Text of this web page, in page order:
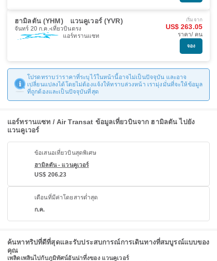
ฮามิลตัน (YHM) แวนคูเวอร์ (YVR)
จันทร์ 20 ก.ค. เที่ยวบินตรง
แอร์ทรานแซท
เริ่มจาก
US$ 263.05
ราคา/ คน
จอง
โปรดทราบว่าราคาที่ระบุไว้ในหน้านี้อาจไม่เป็นปัจจุบัน และอาจ
เปลี่ยนแปลงได้โดยไม่ต้องแจ้งให้ทราบล่วงหน้า เรามุ่งมั่นที่จะให้ข้อมูล
ที่ถูกต้องและเป็นปัจจุบันที่สุด
แอร์ทรานแซท / Air Transat ข้อมูลเที่ยวบินจาก ฮามิลตัน ไปยัง
แวนคูเวอร์
ข้อเสนอเที่ยวบินสุดพิเศษ
ฮามิลตัน - แวนคูเวอร์
US$ 206.23
เดือนที่มีค่าโดยสารต่ำสุด
ก.ค.
ค้นหาทริปที่ดีที่สุดและรับประสบการณ์การเดินทางที่สมบูรณ์แบบของ
คุณ
เพลิดเพลินไปกับภูมิทัศน์อันน่าทึ่งของ แวนคูเวอร์